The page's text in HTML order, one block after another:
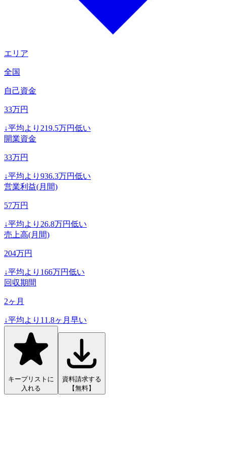
エリア
全国
自己資金
33万円
↓平均より 219.5万円低い
開業資金
33万円
↓平均より 936.3万円低い
営業利益(月間)
57万円
↓平均より 26.8万円低い
売上高(月間)
204万円
↓平均より 166万円低い
回収期間
2ヶ月
↓平均より 11.8ヶ月早い
キープリストに
入れる
資料請求する
【無料】